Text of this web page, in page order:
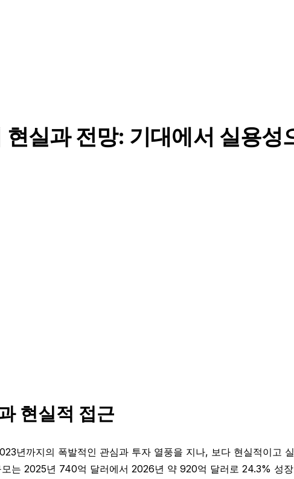
실과 전망: 기대에서 실용성
현실적 접근
년까지의 폭발적인 관심과 투자 열풍을 지나, 보다 현실적이고
는 2025년 740억 달러에서 2026년 약 920억 달러로 24.3% 성